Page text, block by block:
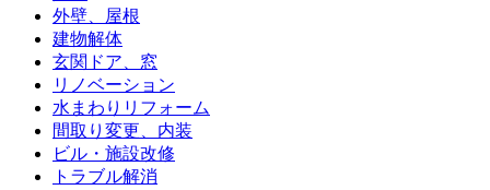
外壁、屋根
建物解体
玄関ドア、窓
リノベーション
水まわりリフォーム
間取り変更、内装
ビル・施設改修
トラブル解消